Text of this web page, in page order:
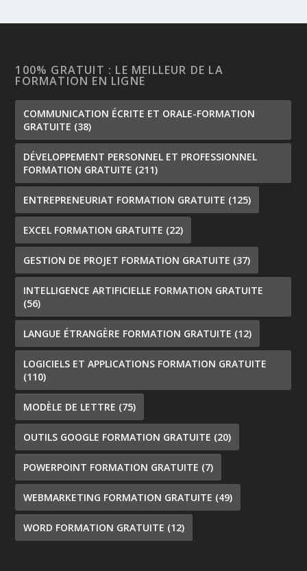
100% GRATUIT : LE MEILLEUR DE LA
FORMATION EN LIGNE
COMMUNICATION ÉCRITE ET ORALE-FORMATION
GRATUITE (38)
DÉVELOPPEMENT PERSONNEL ET PROFESSIONNEL
FORMATION GRATUITE (211)
ENTREPRENEURIAT FORMATION GRATUITE (125)
EXCEL FORMATION GRATUITE (22)
GESTION DE PROJET FORMATION GRATUITE (37)
INTELLIGENCE ARTIFICIELLE FORMATION GRATUITE
(56)
LANGUE ÉTRANGÈRE FORMATION GRATUITE (12)
LOGICIELS ET APPLICATIONS FORMATION GRATUITE
(110)
MODÈLE DE LETTRE (75)
OUTILS GOOGLE FORMATION GRATUITE (20)
POWERPOINT FORMATION GRATUITE (7)
WEBMARKETING FORMATION GRATUITE (49)
WORD FORMATION GRATUITE (12)